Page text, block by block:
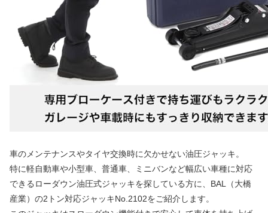
車のメンテナンスやタイヤ交換時に欠かせない油圧ジャッキ。
特に軽自動車や小型車、普通車、ミニバンなど幅広い車種に対応
できるローダウン油圧式ジャッキを探している方に、BAL（大橋
産業）の2トン対応ジャッキNo.2102をご紹介します。